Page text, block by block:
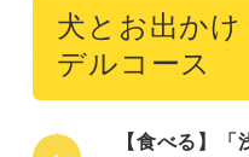
犬とお出か
デルコース
【食べる】